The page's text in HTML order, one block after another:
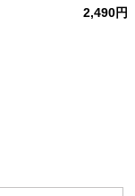
2,490円